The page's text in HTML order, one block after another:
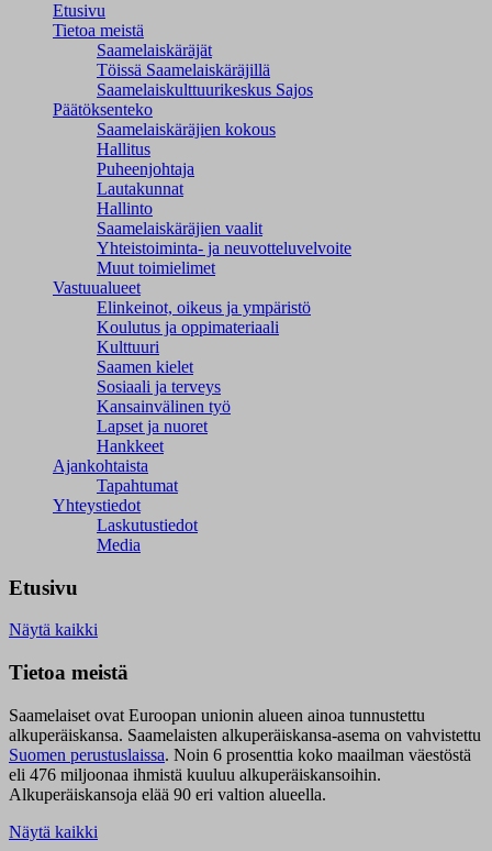
Etusivu
Tietoa meistä
Saamelaiskäräjät
Töissä Saamelaiskäräjillä
Saamelaiskulttuuri­keskus Sajos
Päätöksenteko
Saamelaiskäräjien kokous
Hallitus
Puheenjohtaja
Lautakunnat
Hallinto
Saamelaiskäräjien vaalit
Yhteistoiminta- ja neuvotteluvelvoite
Muut toimielimet
Vastuualueet
Elinkeinot, oikeus ja ympäristö
Koulutus ja oppimateriaali
Kulttuuri
Saamen kielet
Sosiaali ja terveys
Kansainvälinen työ
Lapset ja nuoret
Hankkeet
Ajankohtaista
Tapahtumat
Yhteystiedot
Laskutustiedot
Media
Etusivu
Näytä kaikki
Tietoa meistä
Saamelaiset ovat Euroopan unionin alueen ainoa tunnustettu
alkuperäiskansa. Saamelaisten alkuperäiskansa-asema on vahvistettu
Suomen perustuslaissa. Noin 6 prosenttia koko maailman väestöstä
eli 476 miljoonaa ihmistä kuuluu alkuperäiskansoihin.
Alkuperäiskansoja elää 90 eri valtion alueella.
Näytä kaikki